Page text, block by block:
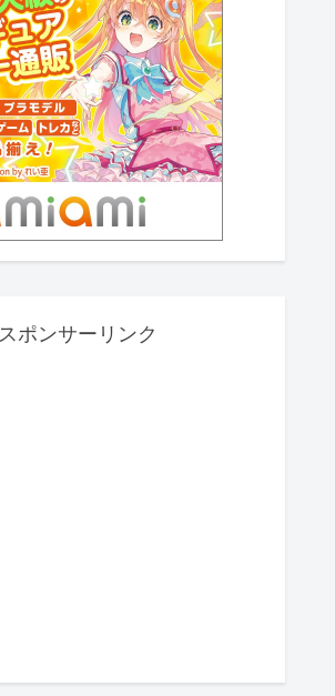
スポンサーリンク